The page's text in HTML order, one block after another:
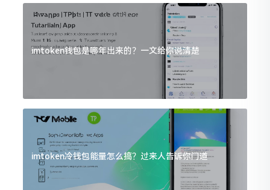
imtoken钱包是哪年出来的？一文给你说清楚
imtoken冷钱包能量怎么搞？过来人告诉你门道